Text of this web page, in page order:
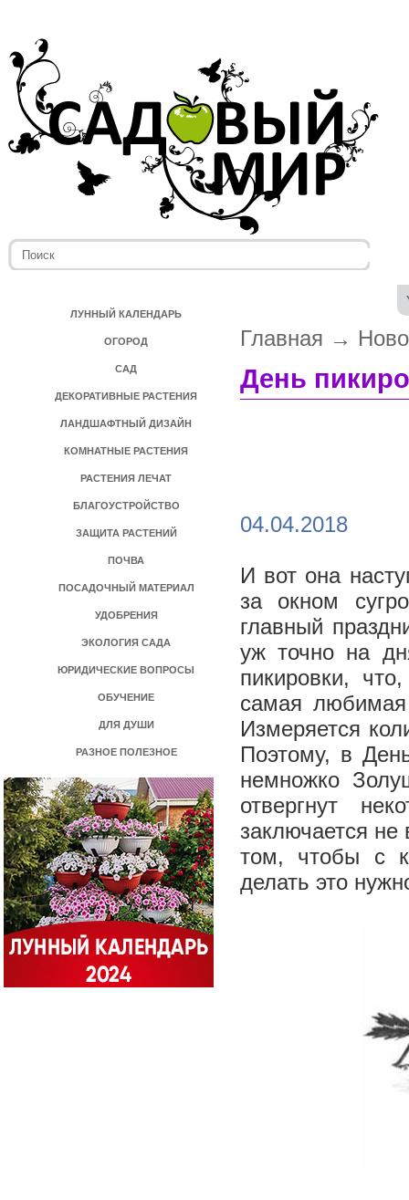
ЛУННЫЙ КАЛЕНДАРЬ
ОГОРОД
САД
ДЕКОРАТИВНЫЕ РАСТЕНИЯ
ЛАНДШАФТНЫЙ ДИЗАЙН
КОМНАТНЫЕ РАСТЕНИЯ
РАСТЕНИЯ ЛЕЧАТ
БЛАГОУСТРОЙСТВО
ЗАЩИТА РАСТЕНИЙ
ПОЧВА
ПОСАДОЧНЫЙ МАТЕРИАЛ
УДОБРЕНИЯ
ЭКОЛОГИЯ САДА
ЮРИДИЧЕСКИЕ ВОПРОСЫ
ОБУЧЕНИЕ
ДЛЯ ДУШИ
РАЗНОЕ ПОЛЕЗНОЕ
Главная →
День
04.04.2018
И вот она
за окном
главный
уж точно на
пикировки,
самая любимая
Измеряется
Поэтому, в
немножко
отвергнут
заключается
том, чтобы с
делать это